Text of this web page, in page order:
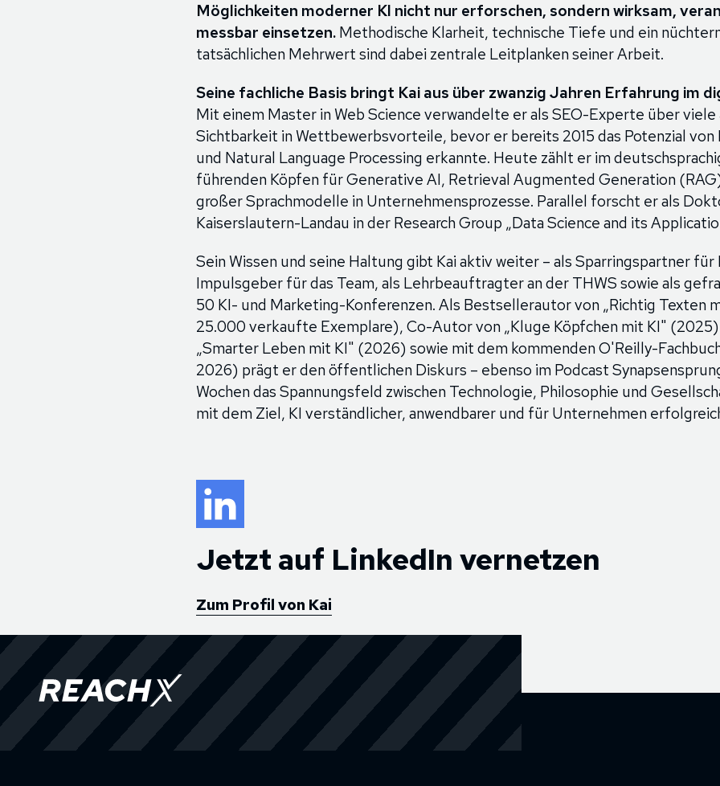
Möglichkeiten moderner KI nicht nur erforschen, sondern wirksam,
messbar einsetzen. Methodische Klarheit, technische Tiefe und ein
tatsächlichen Mehrwert sind dabei zentrale Leitplanken seiner Arbeit.
Seine fachliche Basis bringt Kai aus über zwanzig Jahren Erfahrung im
Mit einem Master in Web Science verwandelte er als SEO-Experte über viele
Sichtbarkeit in Wettbewerbsvorteile, bevor er bereits 2015 das Potenzial von
und Natural Language Processing erkannte. Heute zählt er im
führenden Köpfen für Generative AI, Retrieval Augmented Generation
großer Sprachmodelle in Unternehmensprozesse. Parallel forscht er als
Kaiserslautern-Landau in der Research Group „Data Science and its
Sein Wissen und seine Haltung gibt Kai aktiv weiter – als Sparringspartner für
Impulsgeber für das Team, als Lehrbeauftragter an der THWS sowie als
50 KI- und Marketing-Konferenzen. Als Bestsellerautor von „Richtig Texten
25.000 verkaufte Exemplare), Co-Autor von „Kluge Köpfchen mit KI"
„Smarter Leben mit KI" (2026) sowie mit dem kommenden O'Reilly-
2026) prägt er den öffentlichen Diskurs – ebenso im Podcast
Wochen das Spannungsfeld zwischen Technologie, Philosophie und
mit dem Ziel, KI verständlicher, anwendbarer und für Unternehmen
Jetzt auf LinkedIn vernetzen
Zum Profil von Kai